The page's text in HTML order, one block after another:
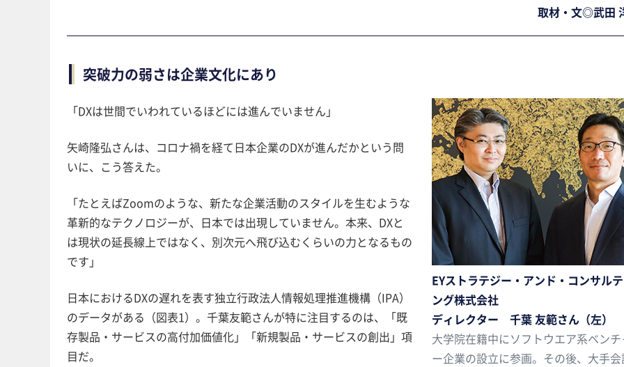
取材・文◎武田
突破力の弱さは企業文化にあり
EYストラテジー・アンド・コンサル
ング株式会社
ディレクター 千葉 友範さん（左）
大学院在籍中にソフトウエア系ベン
ー企業の設立に参画。その後、大手
「DXは世間でいわれているほどには進んでいません」
矢崎隆弘さんは、コロナ禍を経て日本企業のDXが進んだかという問
いに、こう答えた。
「たとえばZoomのような、新たな企業活動のスタイルを生むような
革新的なテクノロジーが、日本では出現していません。本来、DXと
は現状の延長線上ではなく、別次元へ飛び込むくらいの力となるもの
です」
日本におけるDXの遅れを表す独立行政法人情報処理推進機構（IPA）
のデータがある（図表1）。千葉友範さんが特に注目するのは、「既
存製品・サービスの高付加価値化」「新規製品・サービスの創出」項
目だ。